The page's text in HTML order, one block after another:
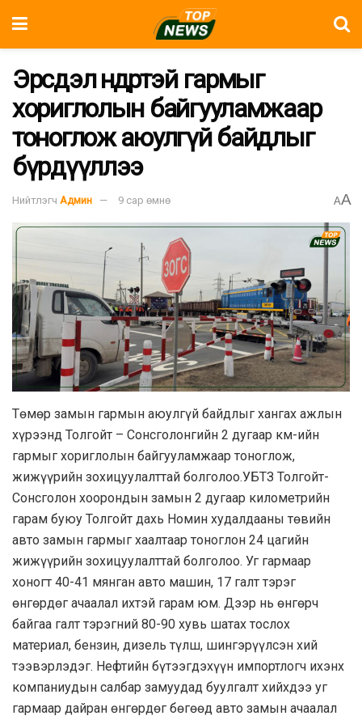
Эрсдэл өндөртэй гармыг
хориглолын байгууламжаар
тоноглож аюулгүй байдлыг
бүрдүүллээ
Нийтлэгч Админ 9 сар өмнө AA
Төмөр замын гармын аюулгүй байдлыг хангах ажлын
хүрээнд Толгойт – Сонсголонгийн 2 дугаар км-ийн
гармыг хориглолын байгууламжаар тоноглож,
жижүүрийн зохицуулалттай болголоо.УБТЗ Толгойт-
Сонсголон хоорондын замын 2 дугаар километрийн
гарам буюу Толгойт дахь Номин худалдааны төвийн
авто замын гармыг хаалтаар тоноглон 24 цагийн
жижүүрийн зохицуулалттай болголоо. Уг гармаар
хоногт 40-41 мянган авто машин, 17 галт тэрэг
өнгөрдөг ачаалал ихтэй гарам юм. Дээр нь өнгөрч
байгаа галт тэрэгний 80-90 хувь шатах тослох
материал, бензин, дизель түлш, шингэрүүлсэн хий
тээвэрлэдэг. Нефтийн бүтээгдэхүүн импортлогч ихэнх
компаниудын салбар замуудад буулгалт хийхдээ уг
гармаар дайран өнгөрдөг бөгөөд авто замын ачаалал